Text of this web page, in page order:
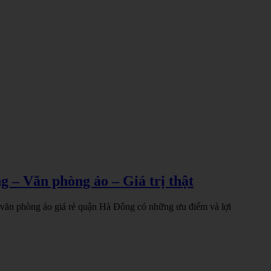
– Văn phòng ảo – Giá trị thật
phòng ảo giá rẻ quận Hà Đông có những ưu điểm và lợi